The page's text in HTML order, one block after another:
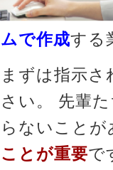
ムで作成する
まずは指示
さい。 先輩
らないこと
ことが重要で